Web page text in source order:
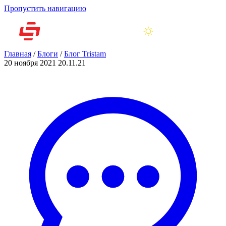
Пропустить навигацию
Главная /Блоги /Блог Tristam
20 ноября 2021 20.11.21